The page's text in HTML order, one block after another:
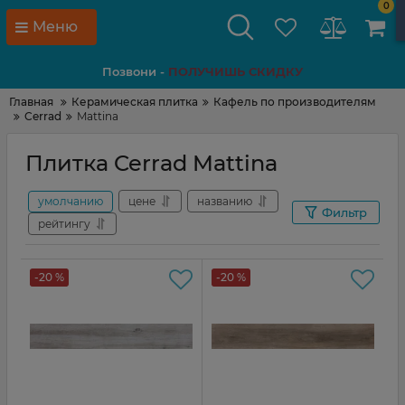
Меню
0
Позвони - ПОЛУЧИШЬ СКИДКУ
Главная Керамическая плитка
Кафель по производителям
Cerrad
Mattina
Плитка Cerrad Mattina
умолчанию цене
названию
рейтингу
Фильтр
-20 % -20 %